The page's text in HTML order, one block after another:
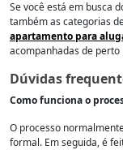
Se você está em busca
também as categorias
apartamento para
acompanhadas de perto
Dúvidas
Como funciona o
O processo
formal. Em seguida, é